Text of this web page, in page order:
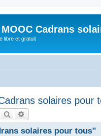
Cadrans
libre et gratuit
solaires pour
Rechercher
solaires pour tous"